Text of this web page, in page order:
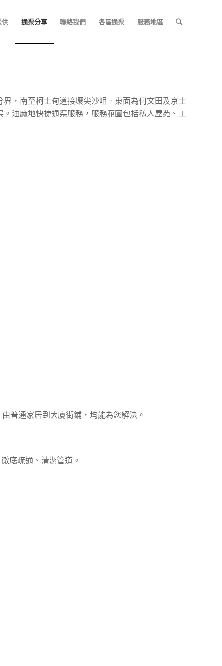
供 通渠分享 聯絡我們 各區通渠 服務地區
，南至柯士甸道接壤尖沙咀，東面為何文田及京士
油麻地快捷通渠服務，服務範圍包括私人屋苑、工
普通家居到大廈街鋪，均能為您解決。
底疏通、清潔管道。